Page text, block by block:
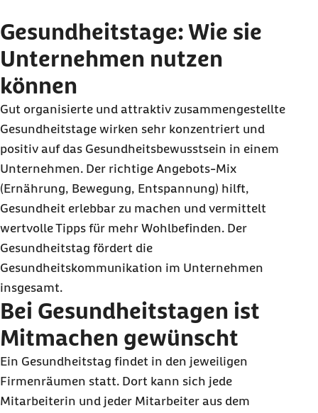
Gesundheitstage: Wie sie
Unternehmen nutzen
können
Gut organisierte und attraktiv zusammengestellte
Gesundheitstage wirken sehr konzentriert und
positiv auf das Gesundheitsbewusstsein in einem
Unternehmen. Der richtige Angebots-Mix
(Ernährung, Bewegung, Entspannung) hilft,
Gesundheit erlebbar zu machen und vermittelt
wertvolle Tipps für mehr Wohlbefinden. Der
Gesundheitstag fördert die
Gesundheitskommunikation im Unternehmen
insgesamt.
Bei Gesundheitstagen ist
Mitmachen gewünscht
Ein Gesundheitstag findet in den jeweiligen
Firmenräumen statt. Dort kann sich jede
Mitarbeiterin und jeder Mitarbeiter aus dem